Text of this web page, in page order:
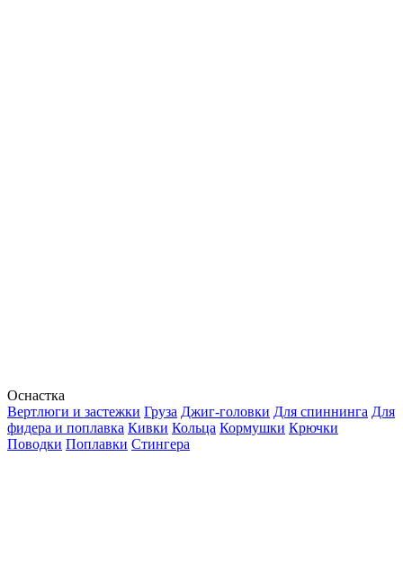
Оснастка
Вертлюги и застежки Груза Джиг-головки Для спиннинга Для
фидера и поплавка Кивки Кольца Кормушки Крючки
Поводки Поплавки Стингера